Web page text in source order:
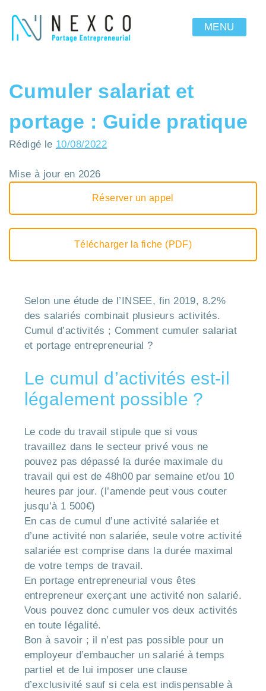
MENU
Cumuler salariat et
portage : Guide pratique
Rédigé le 10/08/2022
Mise à jour en 2026
Réserver un appel
Télécharger la fiche (PDF)
Selon une étude de l’INSEE, fin 2019, 8.2%
des salariés combinait plusieurs activités.
Cumul d’activités ; Comment cumuler salariat
et portage entrepreneurial ?
Le cumul d’activités est-il
légalement possible ?
Le code du travail stipule que si vous
travaillez dans le secteur privé vous ne
pouvez pas dépassé la durée maximale du
travail qui est de 48h00 par semaine et/ou 10
heures par jour. (l’amende peut vous couter
jusqu’à 1 500€)
En cas de cumul d’une activité salariée et
d’une activité non salariée, seule votre activité
salariée est comprise dans la durée maximal
de votre temps de travail.
En portage entrepreneurial vous êtes
entrepreneur exerçant une activité non salarié.
Vous pouvez donc cumuler vos deux activités
en toute légalité.
Bon à savoir ; il n’est pas possible pour un
employeur d’embaucher un salarié à temps
partiel et de lui imposer une clause
d’exclusivité sauf si cela est indispensable à